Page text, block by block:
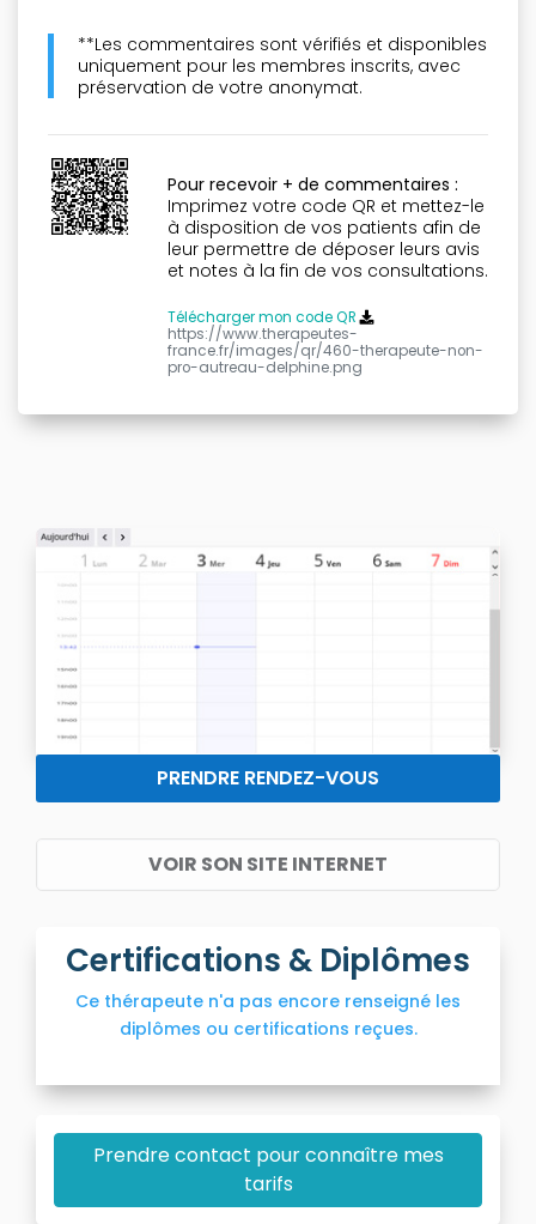
**Les commentaires sont vérifiés et disponibles
uniquement pour les membres inscrits, avec
préservation de votre anonymat.
Pour recevoir + de commentaires :
Imprimez votre code QR et mettez-le
à disposition de vos patients afin de
leur permettre de déposer leurs avis
et notes à la fin de vos consultations.
Télécharger mon code QR
https://www.therapeutes-
france.fr/images/qr/460-therapeute-non-
pro-autreau-delphine.png
PRENDRE RENDEZ-VOUS
VOIR SON SITE INTERNET
Certifications & Diplômes
Ce thérapeute n'a pas encore renseigné les
diplômes ou certifications reçues.
Prendre contact pour connaître mes
tarifs